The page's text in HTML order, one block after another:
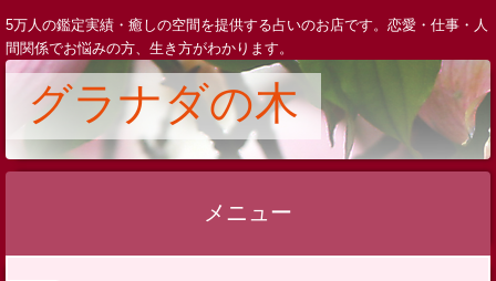
5万人の鑑定実績・癒しの空間を提供する占いのお店です。恋愛・仕事・人
間関係でお悩みの方、生き方がわかります。
グラナダの木
メニュー